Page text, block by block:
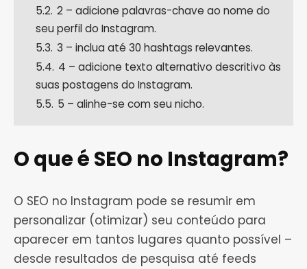
5.2. 2 – adicione palavras-chave ao nome do
seu perfil do Instagram.
5.3. 3 – inclua até 30 hashtags relevantes.
5.4. 4 – adicione texto alternativo descritivo às
suas postagens do Instagram.
5.5. 5 – alinhe-se com seu nicho.
O que é SEO no Instagram?
O SEO no Instagram pode se resumir em
personalizar (otimizar) seu conteúdo para
aparecer em tantos lugares quanto possível –
desde resultados de pesquisa até feeds